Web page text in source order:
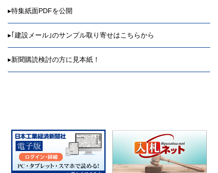
▸特集紙面PDFを公開
▸ ｢建設メール｣のサンプル取り寄せはこちらから
▸新聞購読検討の方に見本紙！